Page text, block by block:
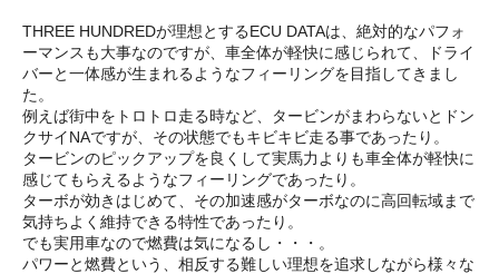
THREE HUNDREDが理想とするECU DATAは、絶対的なパフォ
ーマンスも大事なのですが、車全体が軽快に感じられて、ドライ
バーと一体感が生まれるようなフィーリングを目指してきまし
た。
例えば街中をトロトロ走る時など、タービンがまわらないとドン
クサイNAですが、その状態でもキビキビ走る事であったり。
タービンのピックアップを良くして実馬力よりも車全体が軽快に
感じてもらえるようなフィーリングであったり。
ターボが効きはじめて、その加速感がターボなのに高回転域まで
気持ちよく維持できる特性であったり。
でも実用車なので燃費は気になるし・・・。
パワーと燃費という、相反する難しい理想を追求しながら様々な